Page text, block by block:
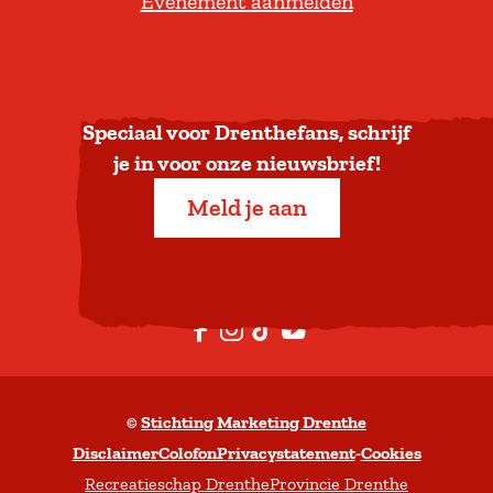
a
a
b
n
Speciaal voor Drenthefans, schrijf
je in voor onze nieuwsbrief!
Meld je aan
F
a
e
b
I
n
t
a
T
i
T
o
Y
o
t
u
© Stichting Marketing Drenthe
DisclaimerColofonPrivacystatement-Cookies
Recreatieschap DrentheProvincie Drenthe